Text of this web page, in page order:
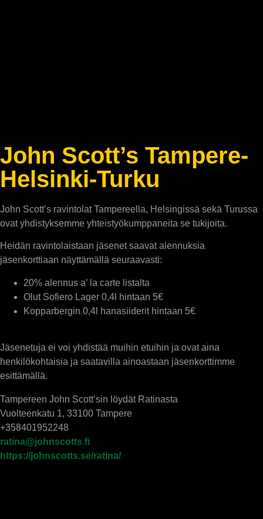
John Scott’s Tampere-
Helsinki-Turku
John Scott’s ravintolat Tampereella, Helsingissä sekä Turussa
ovat yhdistyksemme yhteistyökumppaneita se tukijoita.
Heidän ravintolaistaan jäsenet saavat alennuksia
jäsenkorttiaan näyttämällä seuraavasti:
20% alennus a’ la carte listalta
Olut Sofiero Lager 0,4l hintaan 5€
Kopparbergin 0,4l hanasiiderit hintaan 5€
Jäsenetuja ei voi yhdistää muihin etuihin ja ovat aina
henkilökohtaisia ja saatavilla ainoastaan jäsenkorttimme
esittämällä.
Tampereen John Scott’sin löydät Ratinasta
Vuolteenkatu 1, 33100 Tampere
+358401952248
ratina@johnscotts.fi
https://johnscotts.se/ratina/